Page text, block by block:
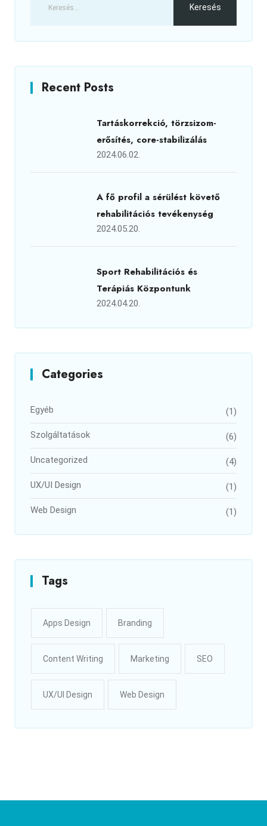
Recent Posts
Tartáskorrekció, törzsizom-
erősítés, core-stabilizálás
2024.06.02.
A fő profil a sérülést követő
rehabilitációs tevékenység
2024.05.20.
Sport Rehabilitációs és
Terápiás Központunk
2024.04.20.
Categories
Egyéb (1)
Szolgáltatások (6)
Uncategorized (4)
UX/UI Design (1)
Web Design (1)
Tags
Apps Design Branding
Content Writing Marketing SEO
UX/UI Design Web Design